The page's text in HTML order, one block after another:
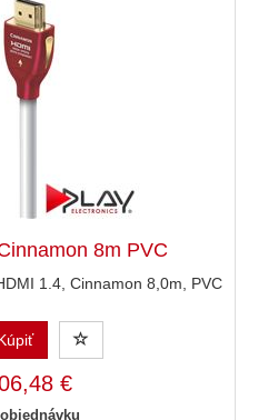
8m PVC
1.4, Cinnamon 8,0m, PVC
€